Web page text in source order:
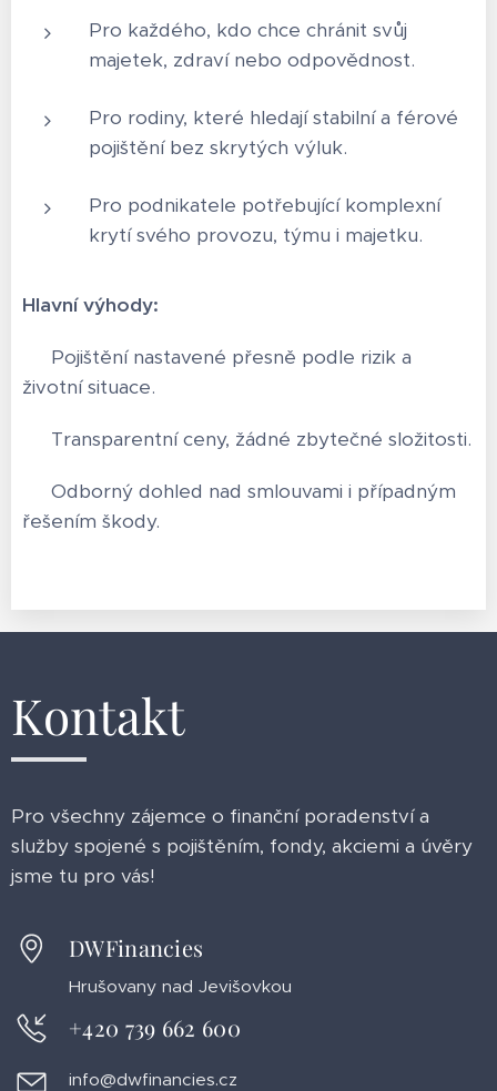
Pro každého, kdo chce chránit svůj
majetek, zdraví nebo odpovědnost.
Pro rodiny, které hledají stabilní a férové
pojištění bez skrytých výluk.
Pro podnikatele potřebující komplexní
krytí svého provozu, týmu i majetku.
Hlavní výhody:
✅ Pojištění nastavené přesně podle rizik a
životní situace.
✅ Transparentní ceny, žádné zbytečné složitosti.
✅ Odborný dohled nad smlouvami i případným
řešením škody.
Kontakt
Pro všechny zájemce o finanční poradenství a
služby spojené s pojištěním, fondy, akciemi a úvěry
jsme tu pro vás!
DWFinancies
Hrušovany nad Jevišovkou
+420 739 662 600
info@dwfinancies.cz